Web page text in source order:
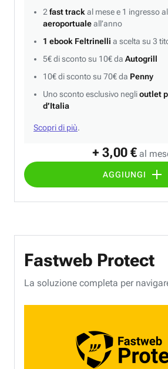
+ 3,00 € al
AGGIUNGI
2 fast track al mese e 1 ingresso
aeroportualeall’anno
1 ebook Feltrinelli a scelta su 3
5€ di sconto su 10€ da Autogrill
10€ di sconto su 70€ da Penny
Uno sconto esclusivo neglioutlet
d’Italia
Scopri di più.
Fastweb Protect
La soluzione completa per